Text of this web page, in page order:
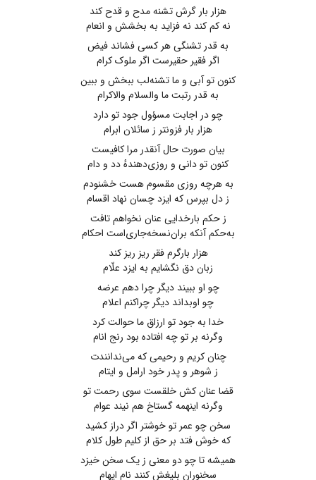
هزار بار گرش تشنه مدح و قدح کند
نه کم کند نه فزاید به بخشش و انعام
به قدر تشنگی هر کسی فشاند فیض
اگر فقیر حقیرست اگر ملوک ‌کرام
کنون تو آبی و ما تشنه‌لب ببخش و ببین
به قدر رتبت ما والسلام والاکرام
چو در اجابت مسؤول جود تو دارد
هزار بار فزونتر ز سائلان ابرام
بیان صورت حال آنقدر مرا کافیست
کنون تو دانی و روزی‌دهندهٔ دد و دام
به هرچه روزی مقسوم هست خشنودم
ز دل بپرس ‌که ایزد چسان نهاد اقسام
ز حکم بارخدایی عنان نخواهم تافت
به‌حکم آنکه بران‌نسخه‌جاری‌است احکام
هزار بارگرم فقر ریز ریز کند
زبان دق نگشایم به ایزد علّام
چو او ببیند دیگر چرا دهم عرضه
چو اوبداند دیگر چراکنم اعلام
خدا به جود تو ارزاق ما حوالت ‌کرد
وگرنه بر تو چه افتاده بود رنج انام
چنان‌ کریم و رحیمی‌ که می‌ندانندت
ز شوهر و پدر خود ارامل و ایتام
قضا عنان ‌کش خلقست سوی رحمت تو
وگرنه اینهمه ‌گستاخ هم نیند عوام
سخن چو عمر تو خوشتر اگر دراز کشید
که خوش فتد بر حق از کلیم طول ‌کلام
همیشه تا چو دو معنی ز یک سخن خیزد
سخنوران بلیغش‌ کنند نام ایهام